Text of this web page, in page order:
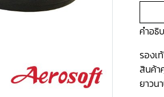
คำอธิ
รองเ
สินค้า
ยาวน